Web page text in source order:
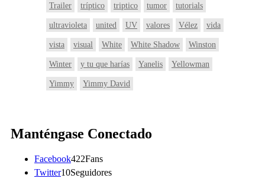
Trailer tríptico triptico tumor tutorials
ultravioleta united UV valores Vélez vida
vista visual White White Shadow Winston
Winter y tu que harías Yanelis Yellowman
Yimmy Yimmy David
Manténgase Conectado
Facebook422Fans
Twitter10Seguidores